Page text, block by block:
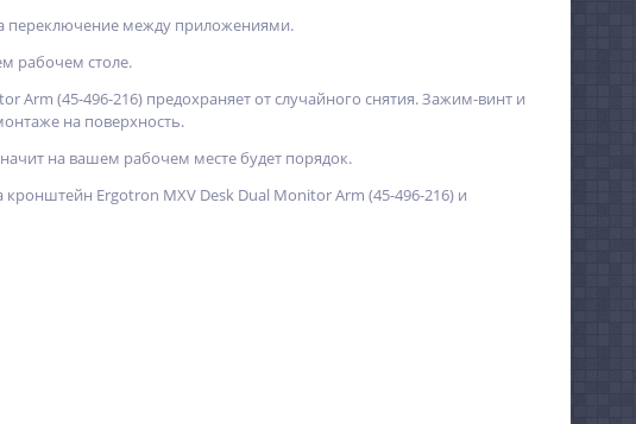
переключение между приложениями.
рабочем столе.
(45-496-216) предохраняет от случайного снятия. Зажим-винт и
на поверхность.
на вашем рабочем месте будет порядок.
Ergotron MXV Desk Dual Monitor Arm (45-496-216) и